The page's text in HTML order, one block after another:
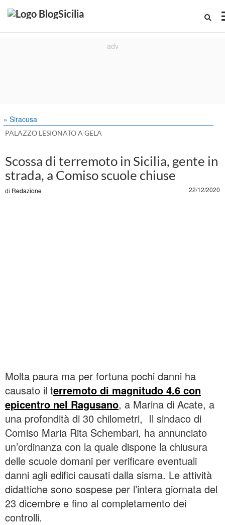
» Siracusa
PALAZZO LESIONATO A GELA
Scossa di terremoto in Sicilia, gente in
strada, a Comiso scuole chiuse
di Redazione 22/12/2020
Molta paura ma per fortuna pochi danni ha
causato il terremoto di magnitudo 4.6 con
epicentro nel Ragusano, a Marina di Acate, a
una profondità di 30 chilometri, Il sindaco di
Comiso Maria Rita Schembari, ha annunciato
un’ordinanza con la quale dispone la chiusura
delle scuole domani per verificare eventuali
danni agli edifici causati dalla sisma. Le attività
didattiche sono sospese per l’intera giornata del
23 dicembre e fino al completamento dei
controlli.